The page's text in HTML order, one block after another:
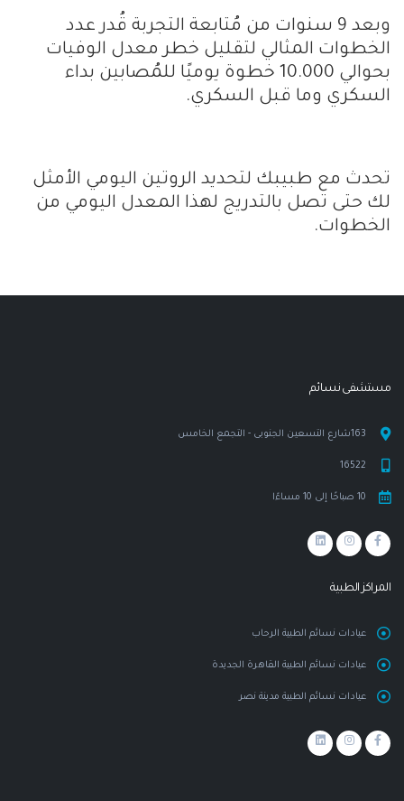
وبعد 9 سنوات من مُتابعة التجربة قُدر عدد
الخطوات المثالي لتقليل خطر معدل الوفيات
بحوالي 10.000 خطوة يوميًا للمُصابين بداء
السكري وما قبل السكري.
تحدث مع طبيبك لتحديد الروتين اليومي الأمثل
لك حتى تصل بالتدريج لهذا المعدل اليومي من
الخطوات.
مستشفى نسـائم
163شارع التسعين الجنوبى - التجمع الخامس
16522
10 صباحًا إلى 10 مساءًا
المراكز الطبية
عيادات نسائم الطبية الرحاب
عيادات نسائم الطبية القاهرة الجديدة
عيادات نسائم الطبية مدينة نصر